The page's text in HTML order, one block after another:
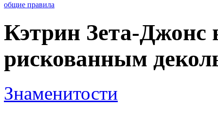
общие правила
Кэтрин Зета-Джонс
рискованным
Знаменитости